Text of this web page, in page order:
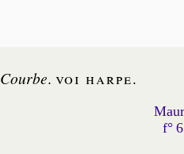
Courbe. voiharpe.
f°